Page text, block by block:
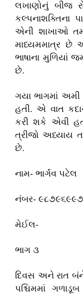
લખાણોનું બીજ
કલ્પનાશક્તિના
એની શાખાઓ
માધ્યમમાત્ર છે
ભાષાના મુળિયાં
છે.
ગયા ભાગમાં
હતી. એ વાત
કરી શકે એવી
ત્રીજો અધ્યાય
છે.
નામ- ભાર્ગવ પટેલ
નંબર-
મેઈલ-
ભાગ ૩
દિવસ અને રાત
પશ્ચિમમાં